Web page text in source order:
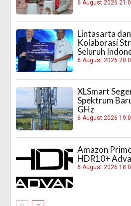
6 August 2026
Lintasarta
Kolaborasi
Seluruh
6 August 2026
XLSmart
Spektrum
GHz
6 August 2026
Amazon
HDR10+
6 August 2026